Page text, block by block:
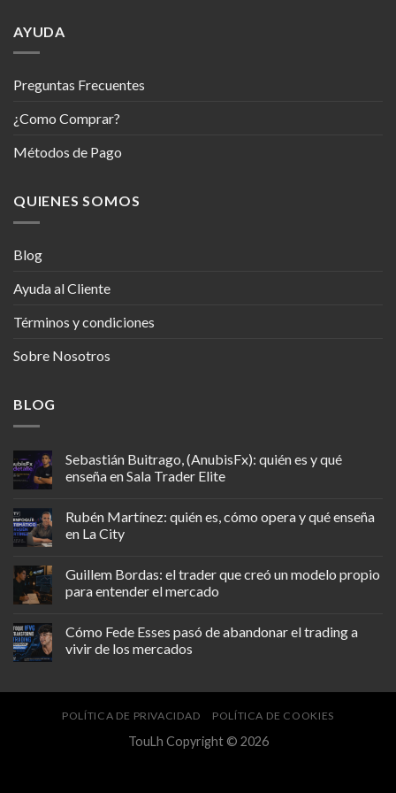
AYUDA
Preguntas Frecuentes
¿Como Comprar?
Métodos de Pago
QUIENES SOMOS
Blog
Ayuda al Cliente
Términos y condiciones
Sobre Nosotros
BLOG
Sebastián Buitrago, (AnubisFx): quién es y qué
enseña en Sala Trader Elite
Rubén Martínez: quién es, cómo opera y qué enseña
en La City
Guillem Bordas: el trader que creó un modelo propio
para entender el mercado
Cómo Fede Esses pasó de abandonar el trading a
vivir de los mercados
POLÍTICA DE PRIVACIDAD POLÍTICA DE COOKIES
TouLh Copyright © 2026